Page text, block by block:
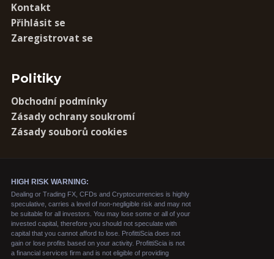
Kontakt
Přihlásit se
Zaregistrovat se
Politiky
Obchodní podmínky
Zásady ochrany soukromí
Zásady souborů cookies